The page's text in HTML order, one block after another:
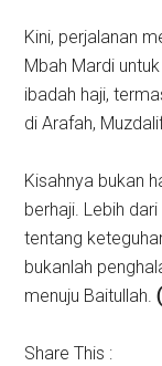
Kini, perjalanan
Mbah Mardi
ibadah haji,
di Arafah,
Kisahnya bukan
berhaji. Lebih
tentang
bukanlah
menuju Baitullah.
Share This :